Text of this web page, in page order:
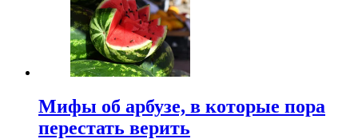
Мифы об арбузе, в которые пора
перестать верить